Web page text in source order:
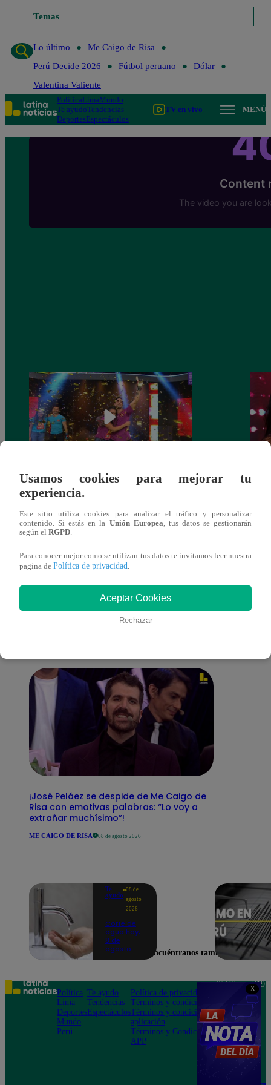
X
Temas
Lo último
Me Caigo de Risa
Perú Decide 2026
Fútbol peruano
Dólar
Valentina Valiente
PolíticaLimaMundo
Te ayudoTendencias
DeportesEspectáculos
TV en vivo MENÚ
Diego Chávarri se impuso en una reñida
final a ‘Tomate’ Barraza y se llevó dos
autos cero kilómetros
final
También te puede
interesar
¡José Peláez se despide de Me Caigo de
Risa con emotivas palabras: “Lo voy a
extrañar muchísimo”!
ME CAIGO DE RISA 08 de agosto 2026
Te
ayudo
08 de
agosto
2026
Corte de
agua hoy,
8 de
agosto:
sin el
servicio de
Sedapal
Usamos cookies para mejorar tu
experiencia.
Este sitio utiliza cookies para analizar el tráfico y personalizar
contenido. Si estás en la Unión Europea , tus datos se gestionarán
según el RGPD
Para conocer mejor como se utilizan tus datos te invitamos leer nuestra
pagina de Política de privacidad
Aceptar Cookies
Rechazar
Encuéntranos también en
Política
Lima
Deportes
Mundo
Perú
Te ayudo
Tendencias
Espectáculos
Política de privacidad
Términos y condiciones
Términos y condiciones
aplicación
Términos y Condiciones
APP
Teléfono: 219
Av. San
Felipe 968
Jesús María